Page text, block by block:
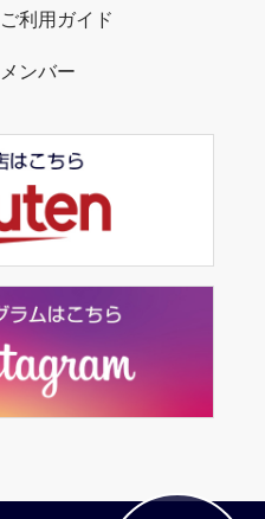
ご利用ガイド
メンバー